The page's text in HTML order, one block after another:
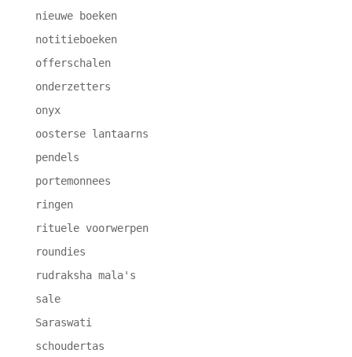
nieuwe boeken
notitieboeken
offerschalen
onderzetters
onyx
oosterse lantaarns
pendels
portemonnees
ringen
rituele voorwerpen
roundies
rudraksha mala's
sale
Saraswati
schoudertas